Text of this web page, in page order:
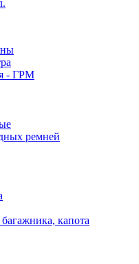
- ГРМ
ремней
капота